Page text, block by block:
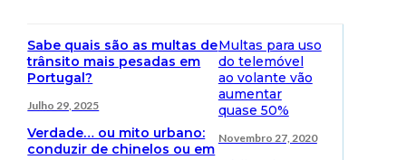
Sabe quais são as multas de
trânsito mais pesadas em
Portugal?
Julho 29, 2025
Verdade… ou mito urbano:
conduzir de chinelos ou em
Multas para uso
do telemóvel
ao volante vão
aumentar
quase 50%
Novembro 27, 2020